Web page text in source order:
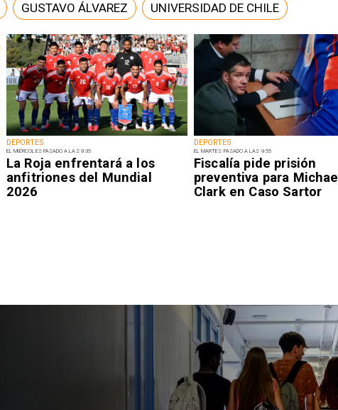
DEPORTES
EL MIÉRCOLES PASADO A LAS 9:35
La Roja enfrentará a los
anfitriones del Mundial
2026
DEPORTES
EL MARTES PASADO A LAS 9:55
Fiscalía pide prisión
preventiva para Michael
Clark en Caso Sartor
GUSTAVO ÁLVAREZ UNIVERSIDAD DE CHILE